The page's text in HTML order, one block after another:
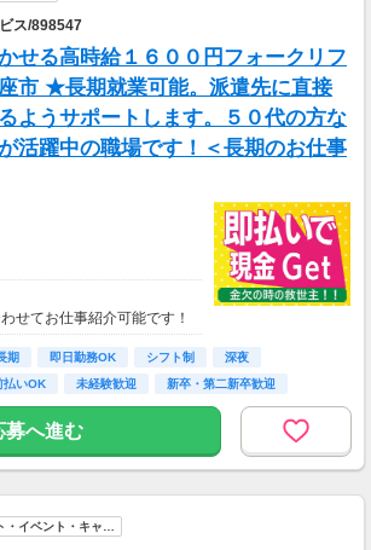
ス/898547
せる高時給１６００円フォークリフ
市 ★長期就業可能。派遣先に直接
ようサポートします。５０代の方な
活躍中の職場です！＜長期のお仕事
せてお仕事紹介可能です！
期 即日勤務OK シフト制
深夜
払いOK 未経験歓迎 新卒・第二新卒歓迎
募へ進む
・イベント・キャ…